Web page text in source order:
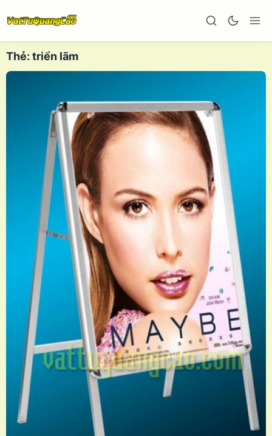
Thẻ: triển lãm